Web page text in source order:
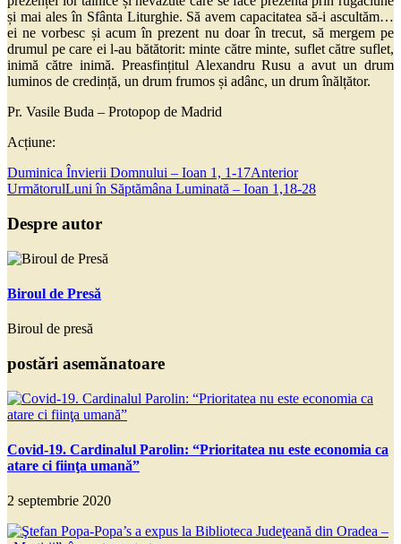
și mai ales în Sfânta Liturghie. Să avem capacitatea să-i ascultăm…
ei ne vorbesc și acum în prezent nu doar în trecut, să mergem pe
drumul pe care ei l-au bătătorit: minte către minte, suflet către suflet,
inimă către inimă. Preasfințitul Alexandru Rusu a avut un drum
luminos de credință, un drum frumos și adânc, un drum înălțător.
Pr. Vasile Buda – Protopop de Madrid
Acțiune:
Duminica Învierii Domnului – Ioan 1, 1-17Anterior
UrmătorulLuni în Săptămâna Luminată – Ioan 1,18-28
Despre autor
Biroul de Presă
Biroul de presă
postări asemănatoare
Covid-19. Cardinalul Parolin: “Prioritatea nu este economia ca
atare ci fiinţa umană”
2 septembrie 2020